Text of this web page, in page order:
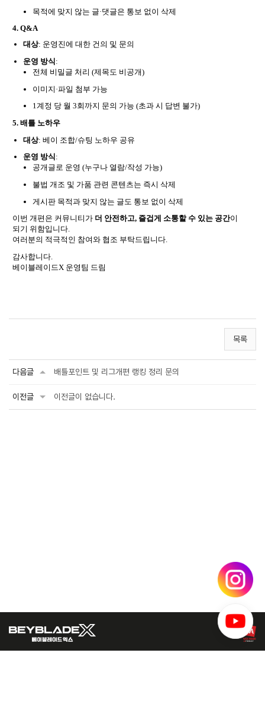
목적에 맞지 않는 글·댓글은 통보 없이 삭제
4. Q&A
대상: 운영진에 대한 건의 및 문의
운영 방식:
전체 비밀글 처리 (제목도 비공개)
이미지·파일 첨부 가능
1계정 당 월 3회까지 문의 가능 (초과 시 답변 불가)
5. 배틀 노하우
대상: 베이 조합/슈팅 노하우 공유
운영 방식:
공개글로 운영 (누구나 열람/작성 가능)
불법 개조 및 가품 관련 콘텐츠는 즉시 삭제
게시판 목적과 맞지 않는 글도 통보 없이 삭제
이번 개편은 커뮤니티가 더 안전하고, 즐겁게 소통할 수 있는 공간이
되기 위함입니다.
여러분의 적극적인 참여와 협조 부탁드립니다.
감사합니다.
베이블레이드X 운영팀 드림
목록
다음글 배틀포인트 및 리그개편 랭킹 정리 문의
이전글 이전글이 없습니다.